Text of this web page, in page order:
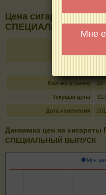
Мне
Цена сигарет
СПЕЦИАЛЬНЫЙ
Кол-во в пачке 20
Текущая цена
Дата изменения
Динамика цен на
СПЕЦИАЛЬНЫЙ ВЫПУСК
Мин